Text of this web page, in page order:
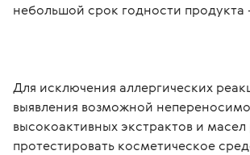
небольшой срок годности продукта
Для исключения аллергических
выявления возможной
высокоактивных экстрактов и
протестировать косметическое